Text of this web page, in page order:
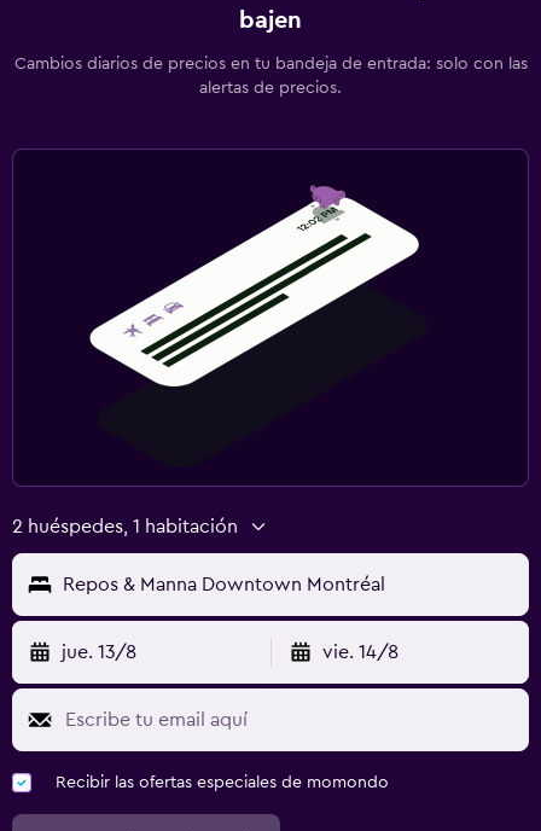
bajen
Cambios diarios de precios en tu bandeja de entrada: solo con las
alertas de precios.
2 huéspedes, 1 habitación
Repos & Manna Downtown Montréal
jue. 13/8 vie. 14/8
Recibir las ofertas especiales de momondo